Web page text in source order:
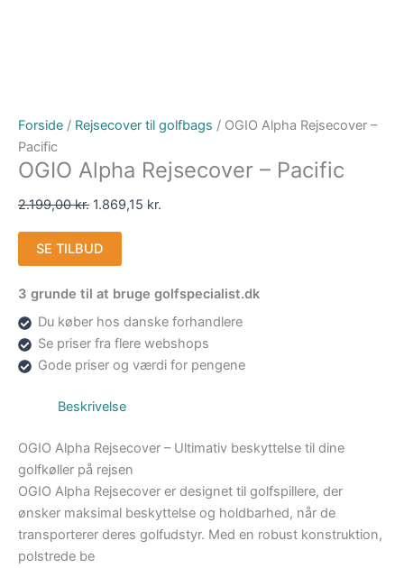
Forside / Rejsecover til golfbags / OGIO Alpha Rejsecover –
Pacific
OGIO Alpha Rejsecover – Pacific
2.199,00kr. 1.869,15 kr.
SE TILBUD
3 grunde til at bruge golfspecialist.dk
Du køber hos danske forhandlere
Se priser fra flere webshops
Gode priser og værdi for pengene
Beskrivelse
OGIO Alpha Rejsecover – Ultimativ beskyttelse til dine
golfkøller på rejsen
OGIO Alpha Rejsecover er designet til golfspillere, der
ønsker maksimal beskyttelse og holdbarhed, når de
transporterer deres golfudstyr. Med en robust konstruktion,
polstrede be